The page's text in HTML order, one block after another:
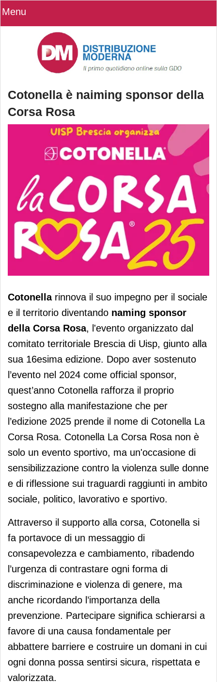
Menu
Cotonella è naiming sponsor della
Corsa Rosa
Cotonella è naiming sponsor della
Cotonellarinnova il suo impegno per il sociale
e il territorio diventando naming sponsor
della Corsa Rosa, l'evento organizzato dal
comitato territoriale Brescia di Uisp, giunto alla
sua 16esima edizione. Dopo aver sostenuto
l’evento nel 2024 come official sponsor,
quest’anno Cotonella rafforza il proprio
sostegno alla manifestazione che per
l’edizione 2025 prende il nome di Cotonella La
Corsa Rosa. Cotonella La Corsa Rosa non è
solo un evento sportivo, ma un'occasione di
sensibilizzazione contro la violenza sulle donne
e di riflessione sui traguardi raggiunti in ambito
sociale, politico, lavorativo e sportivo.
Attraverso il supporto alla corsa, Cotonella si
fa portavoce di un messaggio di
consapevolezza e cambiamento, ribadendo
l’urgenza di contrastare ogni forma di
discriminazione e violenza di genere, ma
anche ricordando l’importanza della
prevenzione. Partecipare significa schierarsi a
favore di una causa fondamentale per
abbattere barriere e costruire un domani in cui
ogni donna possa sentirsi sicura, rispettata e
valorizzata.